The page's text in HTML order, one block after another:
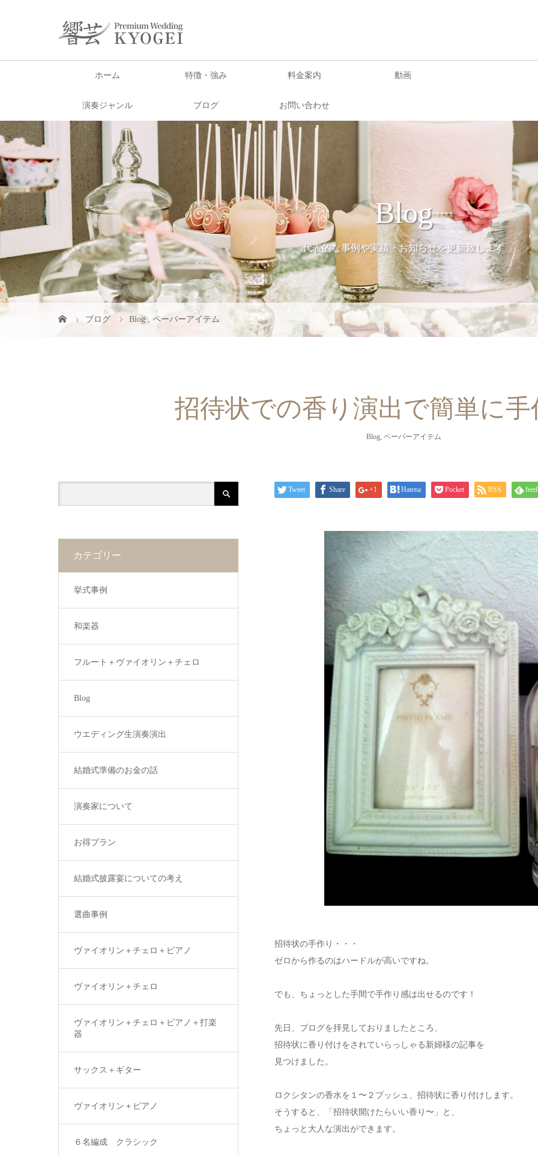
ホーム 特徴・強み 料金案内 動画
演奏ジャンル ブログ お問い合わせ
Blog
代表的な事例や実績・お知らせを更新致します
ブログ Blog , ペーパーアイテム
招待状での香り演出で簡単に手
Blog, ペーパーアイテム
Tweet Share +1 Hatena Pocket RSS
招待状の手作り・・・
ゼロから作るのはハードルが高いですね。
でも、ちょっとした手間で手作り感は出せるのです！
先日、ブログを拝見しておりましたところ、
招待状に香り付けをされていらっしゃる新婦様の記事を
見つけました。
ロクシタンの香水を１〜２プッシュ、招待状に香り付けします。
そうすると、「招待状開けたらいい香り〜」と、
ちょっと大人な演出ができます。
カテゴリー
挙式事例
和楽器
フルート＋ヴァイオリン＋チェロ
Blog
ウエディング生演奏演出
結婚式準備のお金の話
演奏家について
お得プラン
結婚式披露宴についての考え
選曲事例
ヴァイオリン＋チェロ＋ピアノ
ヴァイオリン＋チェロ
ヴァイオリン＋チェロ＋ピアノ＋打楽
器
サックス＋ギター
ヴァイオリン＋ピアノ
６名編成 クラシック